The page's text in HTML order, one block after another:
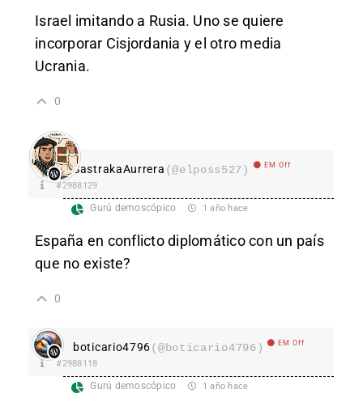
Israel imitando a Rusia. Uno se quiere
incorporar Cisjordania y el otro media
Ucrania.
0
SastrakaAurrera (@elposs527) EM Off
#2988129
Gurú demoscópico 1 año hace
España en conflicto diplomático con un país
que no existe?
0
boticario4796(@boticario4796) EM Off
#2988118
Gurú demoscópico 1 año hace